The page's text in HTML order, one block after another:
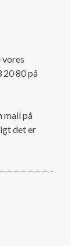
vores
20 80 på
mail på
det er